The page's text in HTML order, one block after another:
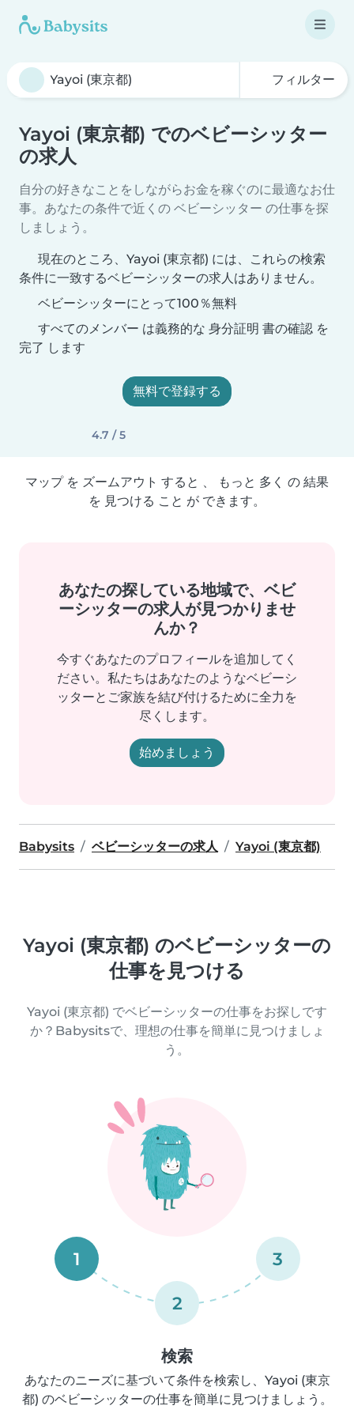
フィルター
Yayoi (東京都) でのベビーシッター
の求人
自分の好きなことをしながらお金を稼ぐのに最適なお仕
事。あなたの条件で近くの ベビーシッター の仕事を探
しましょう。
現在のところ、Yayoi (東京都) には、これらの検索
条件に一致するベビーシッターの求人はありません。
ベビーシッターにとって100％無料
すべてのメンバー は義務的な 身分証明 書の確認 を
完了 します
無料で登録する
4.7 / 5
マップ を ズームアウト すると 、 もっと 多く の 結果
を 見つける こと が できます。
あなたの探している地域で、ベビ
ーシッターの求人が見つかりませ
んか？
今すぐあなたのプロフィールを追加してく
ださい。私たちはあなたのようなベビーシ
ッターとご家族を結び付けるために全力を
尽くします。
始めましょう
Babysits ベビーシッターの求人 Yayoi (東京都)
Yayoi (東京都) のベビーシッターの
仕事を見つける
Yayoi (東京都) でベビーシッターの仕事をお探しです
か？Babysitsで、理想の仕事を簡単に見つけましょ
う。
1
2
3
検索
あなたのニーズに基づいて条件を検索し、Yayoi (東京
都) のベビーシッターの仕事を簡単に見つけましょう。